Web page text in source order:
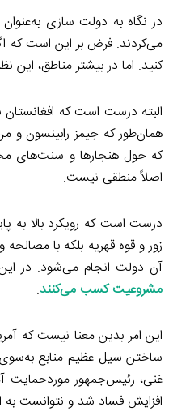
در نگاه به دولت سازی
می‌کردند. فرض بر این است که
کنید. اما در بیشتر مناطق،
البته درست است که افغانستان
همان‌طور که جیمز رابینسون و
که حول هنجارها و سنت‌های
اصلاً منطقی نیست.
درست است که رویکرد بالا به
زور و قوه قهریه بلکه با
آن دولت انجام می‌شود. در
مشروعیت کسب می‌کنند.
این امر بدین معنا نیست که
ساختن سیل عظیم منابع به‌سوی
غنی، رئیس‌جمهور موردحمایت
افزایش فساد شد و نتوانست به